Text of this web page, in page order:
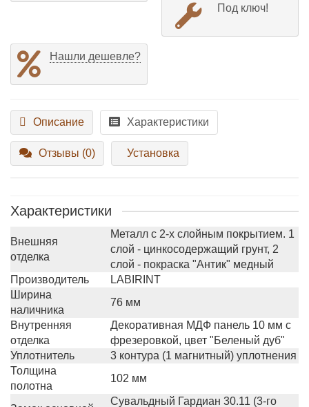
Под ключ!
Нашли дешевле?
Описание Характеристики
Отзывы (0) Установка
Характеристики
Внешняя
отделка
Металл с 2-х слойным покрытием. 1
слой - цинкосодержащий грунт, 2
слой - покраска "Антик" медный
Производитель
LABIRINT
Ширина
наличника
76 мм
Внутренняя
отделка
Декоративная МДФ панель 10 мм с
фрезеровкой, цвет "Беленый дуб"
Уплотнитель
3 контура (1 магнитный) уплотнения
Толщина
полотна
102 мм
Сувальдный Гардиан 30.11 (3-го